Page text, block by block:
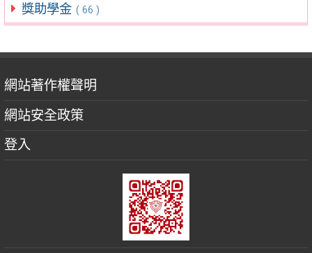
獎助學金 ( 66 )
網站著作權聲明
網站安全政策
登入